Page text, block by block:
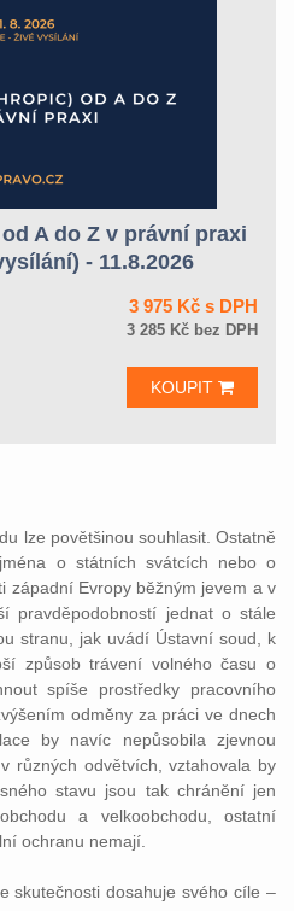
A do Z v právní praxi
- 11.8.2026
3 975 Kč s DPH
3 285 Kč bez DPH
KOUPIT
lze povětšinou souhlasit. Ostatně
o státních svátcích nebo o
západní Evropy běžným jevem a v
pravděpodobností jednat o stále
stranu, jak uvádí Ústavní soud, k
způsob trávení volného času o
spíše prostředky pracovního
odměny za práci ve dnech
by navíc nepůsobila zjevnou
různých odvětvích, vztahovala by
stavu jsou tak chránění jen
a velkoobchodu, ostatní
ochranu nemají.
skutečnosti dosahuje svého cíle –